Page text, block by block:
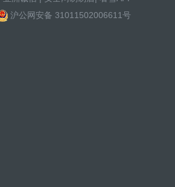
沪公网安备 31011502006611号